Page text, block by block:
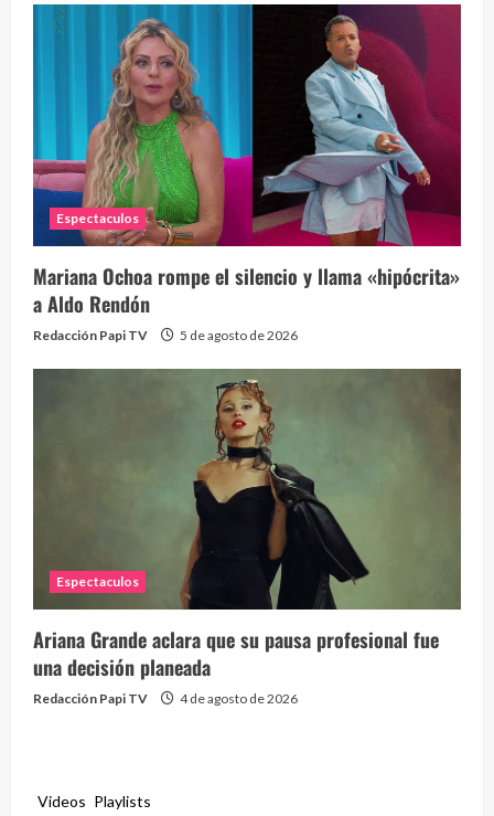
Espectaculos
Mariana Ochoa rompe el silencio y llama «hipócrita»
a Aldo Rendón
Redacción Papi TV 5 de agosto de 2026
Espectaculos
Ariana Grande aclara que su pausa profesional fue
una decisión planeada
Redacción Papi TV 4 de agosto de 2026
Videos Playlists